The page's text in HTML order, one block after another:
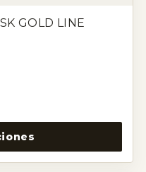
GOLD LINE